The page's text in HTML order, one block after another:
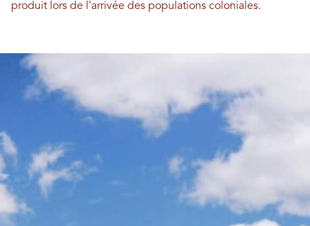
produit lors de l'arrivée des populations coloniales.